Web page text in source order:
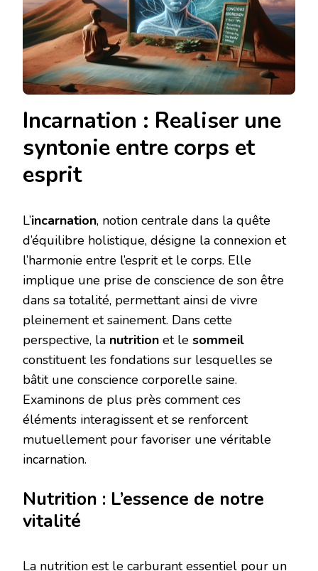
Incarnation : Realiser une
syntonie entre corps et
esprit
L’incarnation, notion centrale dans la quête
d’équilibre holistique, désigne la connexion et
l’harmonie entre l’esprit et le corps. Elle
implique une prise de conscience de son être
dans sa totalité, permettant ainsi de vivre
pleinement et sainement. Dans cette
perspective, la nutrition et le sommeil
constituent les fondations sur lesquelles se
bâtit une conscience corporelle saine.
Examinons de plus près comment ces
éléments interagissent et se renforcent
mutuellement pour favoriser une véritable
incarnation.
Nutrition : L’essence de notre
vitalité
La nutrition est le carburant essentiel pour un